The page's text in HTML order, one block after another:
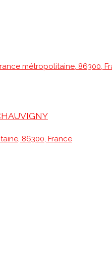
métropolitaine, 86300,
86300, France